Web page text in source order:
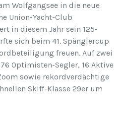
Wolfgangsee in die neue
Union-Yacht-Club
in diesem Jahr sein 125-
sich beim 41. Spänglercup
freuen. Auf zwei
Optimisten-Segler, 16 Aktive
sowie rekordverdächtige
Skiff-Klasse 29er um